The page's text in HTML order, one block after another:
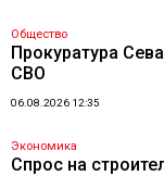
Общество
Прокуратура
СВО
06.08.2026 12:35
Экономика
Спрос на